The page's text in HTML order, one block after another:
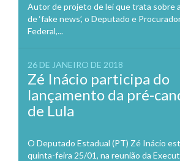
Autor de projeto de lei que trata sobre
de ‘fake news’, o Deputado e
Federal,...
26 DE JANEIRO DE 2018
Zé Inácio participa do
lançamento da pré-
de Lula
O Deputado Estadual (PT) Zé Inácio
quinta-feira 25/01, na reunião da